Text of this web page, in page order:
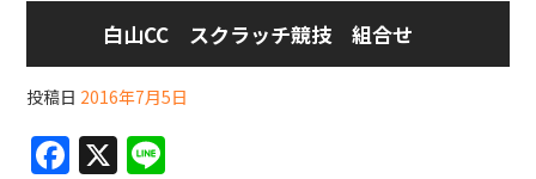
白山CC スクラッチ競技 組合せ
投稿日 2016年7月5日
F X